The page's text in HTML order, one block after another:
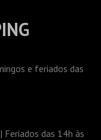
e feriados das
das 14h às